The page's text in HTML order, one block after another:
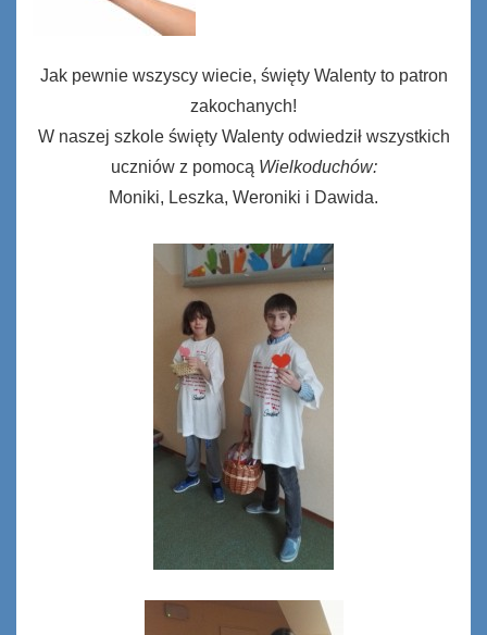
Jak pewnie wszyscy wiecie, święty Walenty to patron
zakochanych!
W naszej szkole święty Walenty odwiedził wszystkich
uczniów z pomocą Wielkoduchów:
Moniki, Leszka, Weroniki i Dawida.